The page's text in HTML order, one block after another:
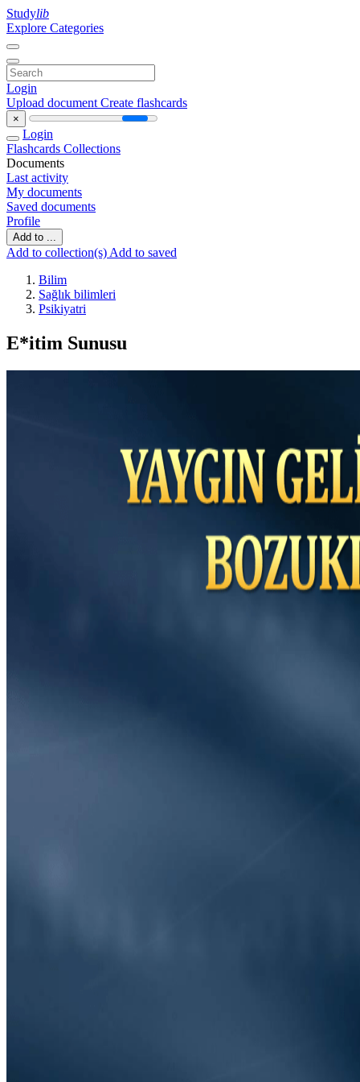
Studylib
Explore Categories
Login
Upload document Create flashcards
×
Login
Flashcards Collections
Documents
Last activity
My documents
Saved documents
Profile
Add to ...
Add to collection(s) Add to saved
Bilim
Sağlık bilimleri
Psikiyatri
E*itim Sunusu